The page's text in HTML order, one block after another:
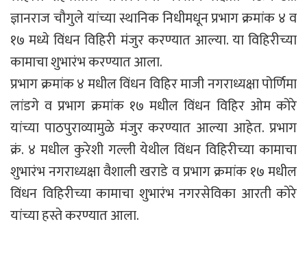
ज्ञानराज चौगुले यांच्या स्थानिक निधीमधून प्रभाग क्रमांक ४ व
१७ मध्ये विंधन विहिरी मंजुर करण्यात आल्या. या विहिरीच्या
कामाचा शुभारंभ करण्यात आला.
प्रभाग क्रमांक ४ मधील विंधन विहिर माजी नगराध्यक्षा पोर्णिमा
लांडगे व प्रभाग क्रमांक १७ मधील विंधन विहिर ओम कोरे
यांच्या पाठपुराव्यामुळे मंजुर करण्यात आल्या आहेत. प्रभाग
क्रं. ४ मधील कुरेशी गल्ली येथील विंधन विहिरीच्या कामाचा
शुभारंभ नगराध्यक्षा वैशाली खराडे व प्रभाग क्रमांक १७ मधील
विंधन विहिरीच्या कामाचा शुभारंभ नगरसेविका आरती कोरे
यांच्या हस्ते करण्यात आला.